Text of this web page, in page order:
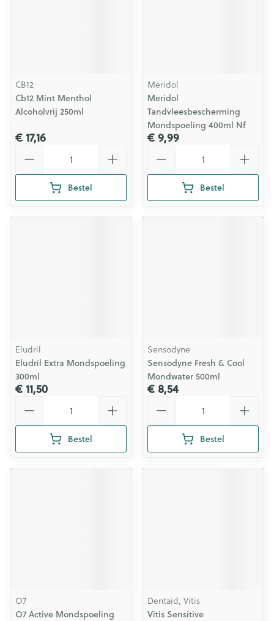
CB12
Cb12 Mint Menthol
Alcoholvrij 250ml
€ 17,16
Bestel
Meridol
Meridol
Tandvleesbescherming
Mondspoeling 400ml Nf
€ 9,99
Bestel
Eludril
Eludril Extra Mondspoeling
300ml
€ 11,50
Bestel
Sensodyne
Sensodyne Fresh & Cool
Mondwater 500ml
€ 8,54
Bestel
O7
O7 Active Mondspoeling
Dentaid, Vitis
Vitis Sensitive